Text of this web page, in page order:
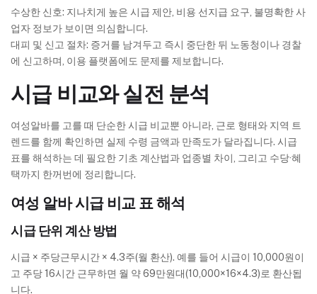
수상한 신호: 지나치게 높은 시급 제안, 비용 선지급 요구, 불명확한 사
업자 정보가 보이면 의심합니다.
대피 및 신고 절차: 증거를 남겨두고 즉시 중단한 뒤 노동청이나 경찰
에 신고하며, 이용 플랫폼에도 문제를 제보합니다.
시급 비교와 실전 분석
여성알바를 고를 때 단순한 시급 비교뿐 아니라, 근로 형태와 지역 트
렌드를 함께 확인하면 실제 수령 금액과 만족도가 달라집니다. 시급
표를 해석하는 데 필요한 기초 계산법과 업종별 차이, 그리고 수당·혜
택까지 한꺼번에 정리합니다.
여성 알바 시급 비교 표 해석
시급 단위 계산 방법
시급 × 주당근무시간 × 4.3주(월 환산). 예를 들어 시급이 10,000원이
고 주당 16시간 근무하면 월 약 69만원대(10,000×16×4.3)로 환산됩
니다.